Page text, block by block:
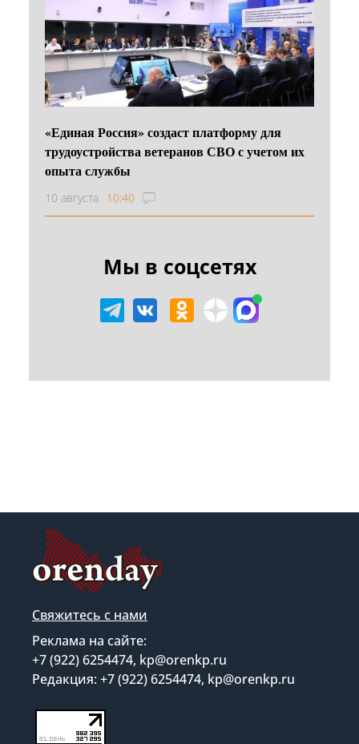
«Единая Россия» создаст платформу для
трудоустройства ветеранов СВО с учетом их
опыта службы
10 августа 10:40
Мы в соцсетях
Свяжитесь с нами
Реклама на сайте:
+7 (922) 6254474, kp@orenkp.ru
Редакция: +7 (922) 6254474, kp@orenkp.ru